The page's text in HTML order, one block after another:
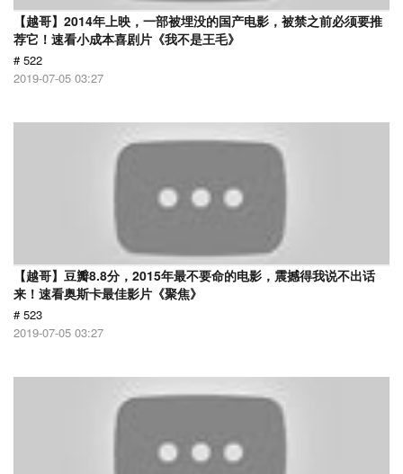
【越哥】2014年上映，一部被埋没的国产电影，被禁之前必须要推
荐它！速看小成本喜剧片《我不是王毛》
# 522
2019-07-05 03:27
【越哥】豆瓣8.8分，2015年最不要命的电影，震撼得我说不出话
来！速看奥斯卡最佳影片《聚焦》
# 523
2019-07-05 03:27